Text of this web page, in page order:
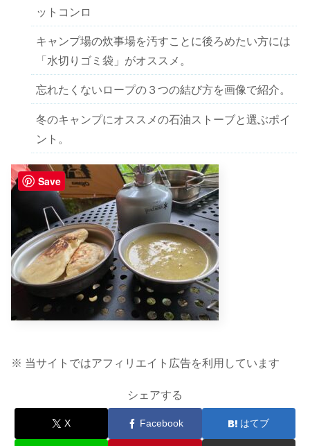
ットコンロ
キャンプ場の炊事場を汚すことに後ろめたい方には
「水切りゴミ袋」がオススメ。
忘れたくないロープの３つの結び方を画像で紹介。
冬のキャンプにオススメの石油ストーブと選ぶポイ
ント。
※ 当サイトではアフィリエイト広告を利用しています
シェアする
X Facebook はてブ
Save